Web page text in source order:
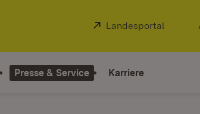
Extern:
Landesportal
Presse & Service Karriere